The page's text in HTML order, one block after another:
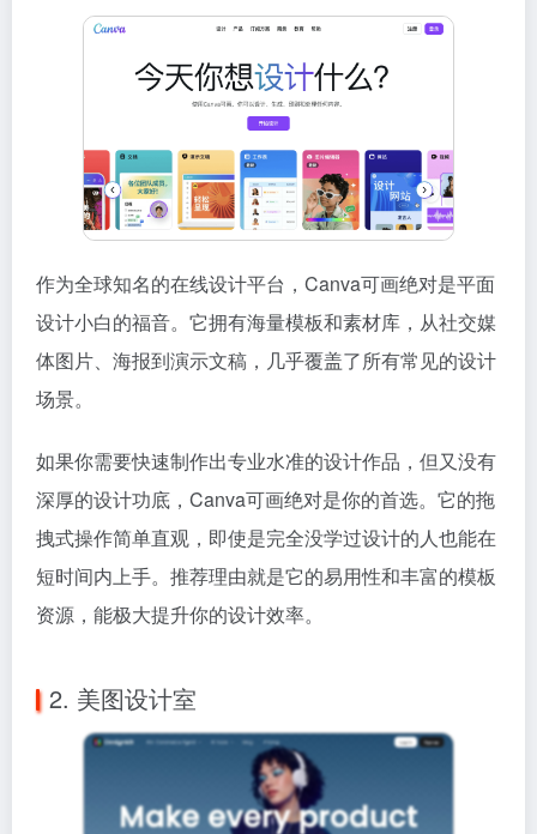
作为全球知名的在线设计平台，Canva可画绝对是平面
设计小白的福音。它拥有海量模板和素材库，从社交媒
体图片、海报到演示文稿，几乎覆盖了所有常见的设计
场景。
如果你需要快速制作出专业水准的设计作品，但又没有
深厚的设计功底，Canva可画绝对是你的首选。它的拖
拽式操作简单直观，即使是完全没学过设计的人也能在
短时间内上手。推荐理由就是它的易用性和丰富的模板
资源，能极大提升你的设计效率。
2. 美图设计室